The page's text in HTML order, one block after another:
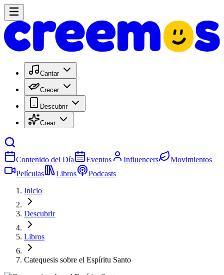
Cantar
Crecer
Descubrir
Crear
Contenido del Día Eventos Influencers
Movimientos
Películas
Libros
Podcasts
Inicio
Descubrir
Libros
Catequesis sobre el Espíritu Santo